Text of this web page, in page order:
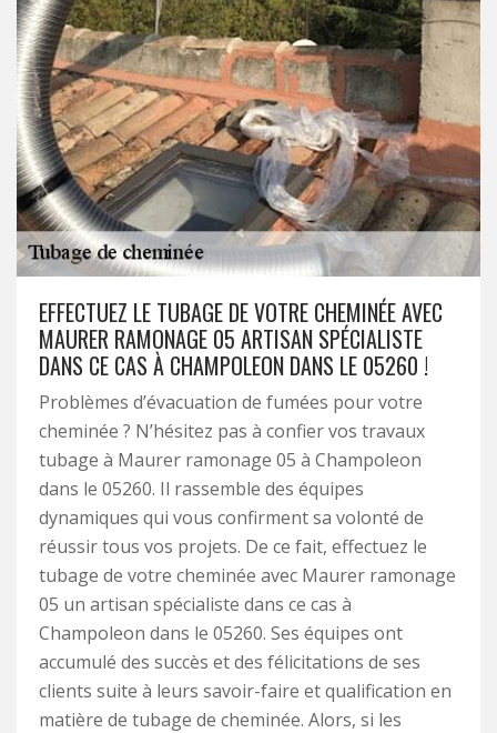
EFFECTUEZ LE TUBAGE DE VOTRE CHEMINÉE AVEC
MAURER RAMONAGE 05 ARTISAN SPÉCIALISTE
DANS CE CAS À CHAMPOLEON DANS LE 05260 !
Problèmes d’évacuation de fumées pour votre
cheminée ? N’hésitez pas à confier vos travaux
tubage à Maurer ramonage 05 à Champoleon
dans le 05260. Il rassemble des équipes
dynamiques qui vous confirment sa volonté de
réussir tous vos projets. De ce fait, effectuez le
tubage de votre cheminée avec Maurer ramonage
05 un artisan spécialiste dans ce cas à
Champoleon dans le 05260. Ses équipes ont
accumulé des succès et des félicitations de ses
clients suite à leurs savoir-faire et qualification en
matière de tubage de cheminée. Alors, si les